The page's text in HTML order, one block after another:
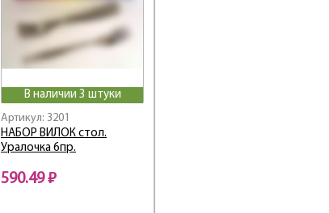
В наличии 3 штуки
Артикул: 3201
НАБОР ВИЛОК стол.
Уралочка 6пр.
590.49 ₽